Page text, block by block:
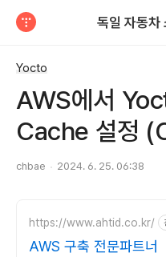
독일 자동차
Yocto
AWS에서
Cache 설정
chbae 2024. 6. 25. 06:38
https://www.ahtid.co.kr/
AWS 구축 전문파트너